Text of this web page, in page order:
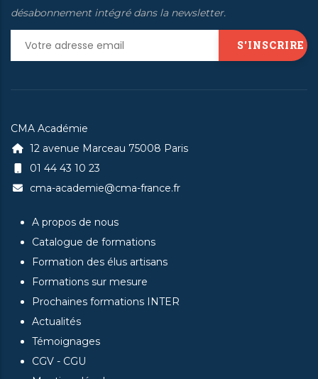
désabonnement intégré dans la newsletter.
CMA Académie
12 avenue Marceau 75008 Paris
01 44 43 10 23
cma-academie@cma-france.fr
A propos de nous
Catalogue de formations
Formation des élus artisans
Formations sur mesure
Prochaines formations INTER
Actualités
Témoignages
CGV - CGU